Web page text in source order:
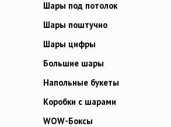
Шары под потолок
Шары поштучно
Шары цифры
Большие шары
Напольные букеты
Коробки с шарами
WOW-Боксы